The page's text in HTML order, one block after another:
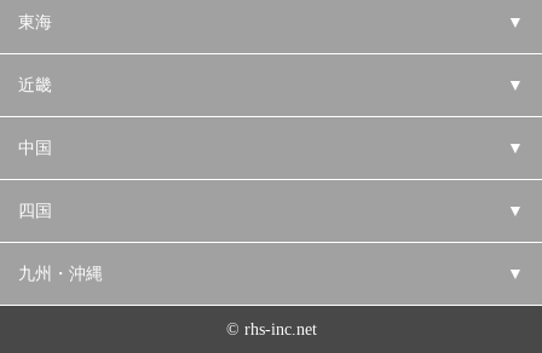
東海 ▼
近畿 ▼
中国 ▼
四国 ▼
九州・沖縄 ▼
© rhs-inc.net